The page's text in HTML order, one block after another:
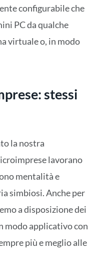
configurabile che
PC da qualche
virtuale o, in modo
stessi
la nostra
lavorano
mentalità e
simbiosi. Anche per
a disposizione dei
modo applicativo con
più e meglio alle